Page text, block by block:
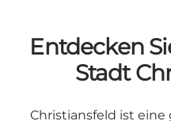
Entdecken
Stadt
Christiansfeld ist